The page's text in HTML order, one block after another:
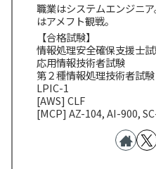
職業はシステムエンジニ
はアメフト観戦。
【合格試験】
情報処理安全確保支援士
応用情報技術者試験
第２種情報処理技術者試験
LPIC-1
[AWS] CLF
[MCP] AZ-104, AI-900,